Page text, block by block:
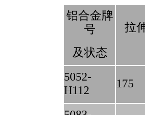
铝合金牌
号
及状态
拉
5052-
H112
175